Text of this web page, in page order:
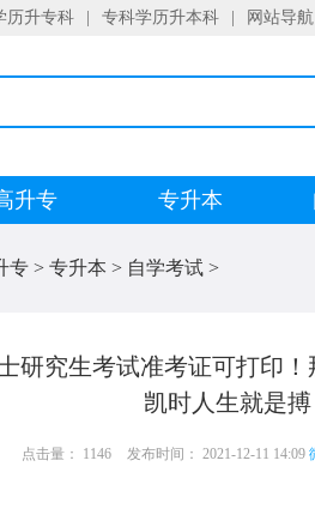
历升专科 专科学历升本科 网站导航
升专 专升本
专 > 专升本 > 自学考试 >
研究生考试准考证可打印
凯时人生就是搏
点击量： 1146 发布时间： 2021-12-11 14:09